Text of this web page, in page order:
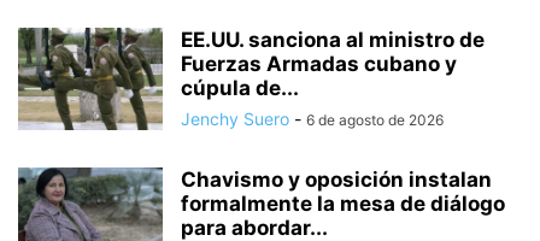
EE.UU. sanciona al ministro de
Fuerzas Armadas cubano y
cúpula de...
Jenchy Suero - 6 de agosto de 2026
Chavismo y oposición instalan
formalmente la mesa de diálogo
para abordar...